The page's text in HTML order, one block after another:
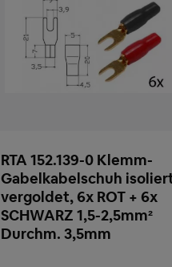
RTA 152.139-0 Klemm-
Gabelkabelschuh
vergoldet, 6x ROT + 6x
SCHWARZ 1,5-2,5mm²
Durchm. 3,5mm